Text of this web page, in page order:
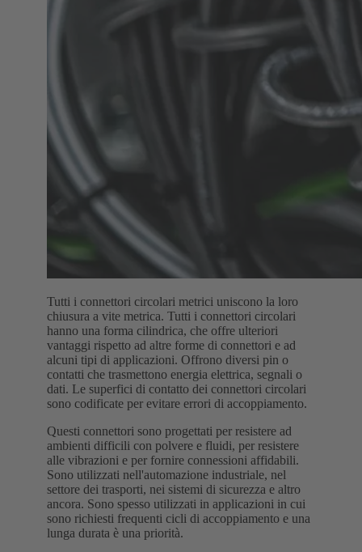
Tutti i connettori circolari metrici uniscono la loro
chiusura a vite metrica. Tutti i connettori circolari
hanno una forma cilindrica, che offre ulteriori
vantaggi rispetto ad altre forme di connettori e ad
alcuni tipi di applicazioni. Offrono diversi pin o
contatti che trasmettono energia elettrica, segnali o
dati. Le superfici di contatto dei connettori circolari
sono codificate per evitare errori di accoppiamento.
Questi connettori sono progettati per resistere ad
ambienti difficili con polvere e fluidi, per resistere
alle vibrazioni e per fornire connessioni affidabili.
Sono utilizzati nell'automazione industriale, nel
settore dei trasporti, nei sistemi di sicurezza e altro
ancora. Sono spesso utilizzati in applicazioni in cui
sono richiesti frequenti cicli di accoppiamento e una
lunga durata è una priorità.